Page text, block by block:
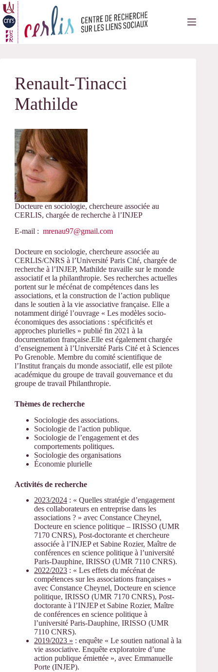
Passer
au
contenu
Renault-Tinacci
Mathilde
Docteure en sociologie, chercheure associée au
CERLIS, chargée de recherche à l’INJEP
E-mail : mrenau97@gmail.com
Docteure en sociologie, chercheure associée au
CERLIS/CNRS à l’Université Paris Cité, chargée de
recherche à l’INJEP, Mathilde travaille sur le monde
associatif et la philanthropie. Ses recherches actuelles
portent sur le mécénat de compétences dans les
associations, et la construction de l’action publique
dans le soutien à la vie associative française. Elle a
notamment dirigé l’ouvrage « Les modèles socio-
économiques des associations : spécificités et
approches plurielles » publié fin 2021 à la
documentation française.Elle est également chargée
d’enseignement à l’Université Paris Cité et à Sciences
Po Grenoble. Membre du comité scientifique de
l’Institut français du monde associatif, elle est pilote
académique du groupe de travail gouvernance et du
groupe de travail Philanthropie.
Thèmes de recherche
Sociologie des associations.
Sociologie de l’action publique.
Sociologie de l’engagement et des
comportements politiques.
Sociologie des organisations
Économie plurielle
Activités de recherche
2023/2024 : « Quelles stratégie d’engagement
des collaborateurs en entreprise dans les
associations ? » avec Constance Cheynel,
Docteure en science politique – IRISSO (UMR
7170 CNRS), Post-doctorante et chercheure
associée à l’INJEP et Sabine Rozier, Maître de
conférences en science politique à l’université
Paris-Dauphine, IRISSO (UMR 7110 CNRS).
2022/2023 : « Les effets du mécénat de
compétences sur les associations françaises »
avec Constance Cheynel, Docteure en science
politique, IRISSO (UMR 7170 CNRS), Post-
doctorante à l’INJEP et Sabine Rozier, Maître
de conférences en science politique à
l’université Paris-Dauphine, IRISSO (UMR
7110 CNRS).
2019/2023 » : enquête « Le soutien national à la
vie associative. Enquête exploratoire d’une
action publique émiettée », avec Emmanuelle
Porte (INJEP).